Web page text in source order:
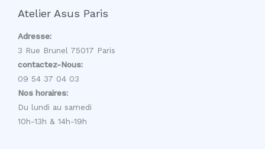
Atelier Asus Paris
Adresse:
3 Rue Brunel 75017 Paris
contactez-Nous:
09 54 37 04 03
Nos horaires:
Du lundi au samedi
10h-13h & 14h-19h